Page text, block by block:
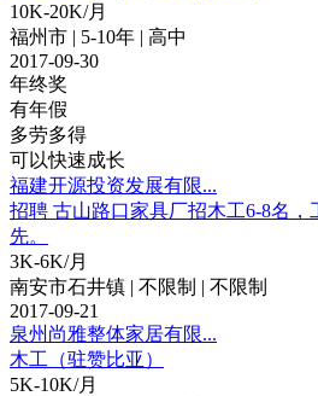
10K-20K/月
福州市 | 5-10年 | 高中
2017-09-30
年终奖
有年假
多劳多得
可以快速成长
福建开源投资发展有限...
招聘 古山路口家具厂招木工6-8名
先。
3K-6K/月
南安市石井镇 | 不限制 | 不限制
2017-09-21
泉州尚雅整体家居有限...
木工（驻赞比亚）
5K-10K/月